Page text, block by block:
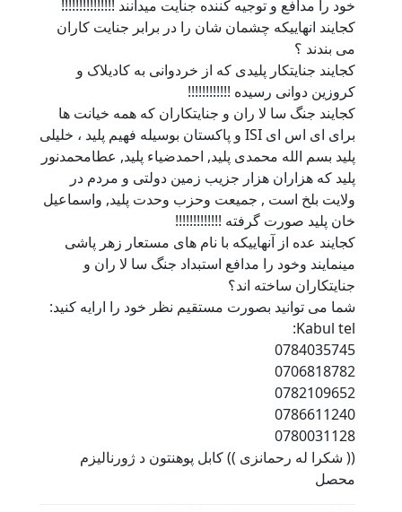
خود را مدافع و توجیه کننده جنایت میدانند !!!!!!!!!!!!!!!
کجایند انهاییکه چشمان شان را در برابر جنایت کاران
می بندند ؟
کجایند جنایتکار پلیدی که از خردوانی به کادیلاک و
کروزین دوانی رسیده !!!!!!!!!!!!
کجایند جنگ سا لا ران و جنایتکاران که همه خیانت ها
برای ای اس ای ISI و پاکستان بوسیله فهیم پلید ، خلیلی
پلید بسم الله محمدی پلید, احمدضیاء پلید, عطامحمدنور
پلید که هزاران هزار جزیب زمین دولتی و مردم در
ولایت بلخ است , جمیعت وحزب وحدت پلید, واسماعیل
خان پلید صورت گرفته !!!!!!!!!!!!!
کجایند عده از آنهاییکه با نام های مستعار زهر پاشی
مینمایند وخود را مدافع استبداد جنگ سا لا ران و
جنایتکاران ساخته اند؟
شما می توانید بصورت مستقیم نظر خود را ارایه کنید:
Kabul tel:
0784035745
0706818782
0782109652
0786611240
0780031128
(( شکرا له رحمانزی )) کابل پوهنتون د ژورناليزم
محصل